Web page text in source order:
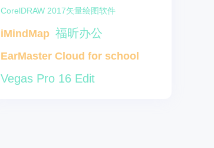
CorelDRAW 2017矢量绘图软件
iMindMap 福昕办公
EarMaster Cloud for school
Vegas Pro 16 Edit